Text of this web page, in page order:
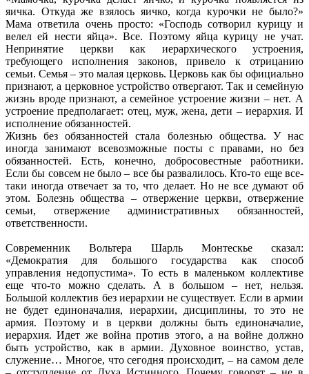
яичка. Откуда же взялось яичко, когда курочки не было?»
Мама ответила очень просто: «Господь сотворил курицу и
велел ей нести яйца». Все. Поэтому яйца курицу не учат.
Непринятие церкви как иерархического устроения,
требующего исполнения законов, привело к отрицанию
семьи. Семья – это малая церковь. Церковь как бы официально
признают, а церковное устройство отвергают. Так и семейную
жизнь вроде признают, а семейное устроение жизни – нет. А
устроение предполагает: отец, муж, жена, дети – иерархия. И
исполнение обязанностей.
Жизнь без обязанностей стала болезнью общества. У нас
иногда занимают всевозможные посты с правами, но без
обязанностей. Есть, конечно, добросовестные работники.
Если бы совсем не было – все бы развалилось. Кто-то еще все-
таки иногда отвечает за то, что делает. Но не все думают об
этом. Болезнь общества – отвержение церкви, отвержение
семьи, отвержение административных обязанностей,
ответственности.
Современник Вольтера Шарль Монтескье сказал:
«Демократия для большого государства как способ
управления недопустима». То есть в маленьком коллективе
еще что-то можно сделать. А в большом – нет, нельзя.
Большой коллектив без иерархии не существует. Если в армии
не будет единоначалия, иерархии, дисциплины, то это не
армия. Поэтому и в церкви должны быть единоначалие,
иерархия. Идет же война против этого, а на войне должно
быть устройство, как в армии. Духовное воинство, устав,
служение… Многое, что сегодня происходит, – на самом деле